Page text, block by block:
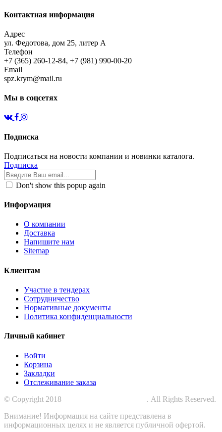
Контактная информация
Адрес
ул. Федотова, дом 25, литер А
Телефон
+7 (365) 260-12-84, +7 (981) 990-00-20
Email
spz.krym@mail.ru
Мы в соцсетях
Подписка
Подписаться на новости компании и новинки каталога.
Подписка
Don't show this popup again
Информация
О компании
Доставка
Напишите нам
Sitemap
Клиентам
Участие в тендерах
Сотрудничество
Нормативные документы
Политика конфиденциальности
Личный кабинет
Войти
Корзина
Закладки
Отслеживание заказа
© Copyright 2018
. All Rights Reserved.
Внимание! Информация на сайте представлена в
информационных целях и не является публичной офертой.